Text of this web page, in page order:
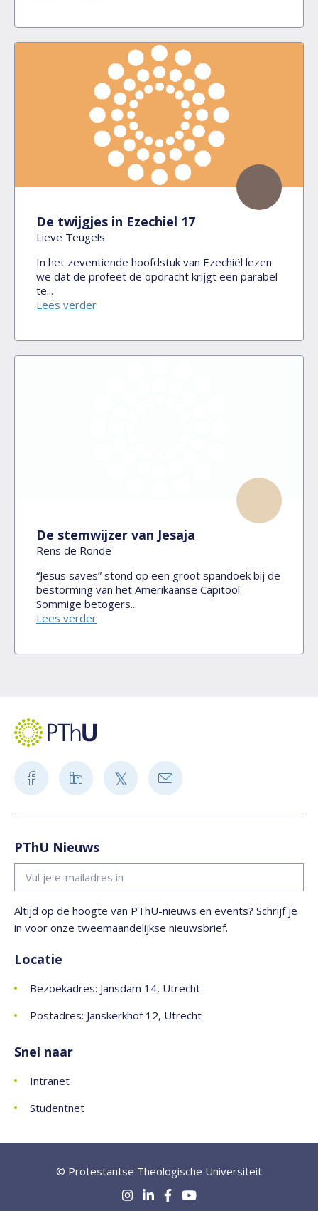
De twijgjes in Ezechiel 17
Lieve Teugels
In het zeventiende hoofdstuk van Ezechiël lezen
we dat de profeet de opdracht krijgt een parabel
te...
Lees verder
De stemwijzer van Jesaja
Rens de Ronde
“Jesus saves” stond op een groot spandoek bij de
bestorming van het Amerikaanse Capitool.
Sommige betogers...
Lees verder
PThU Nieuws
Altijd op de hoogte van PThU-nieuws en events? Schrijf je
in voor onze tweemaandelijkse nieuwsbrief.
Locatie
Bezoekadres: Jansdam 14, Utrecht
Postadres: Janskerkhof 12, Utrecht
Snel naar
Intranet
Studentnet
© Protestantse Theologische Universiteit